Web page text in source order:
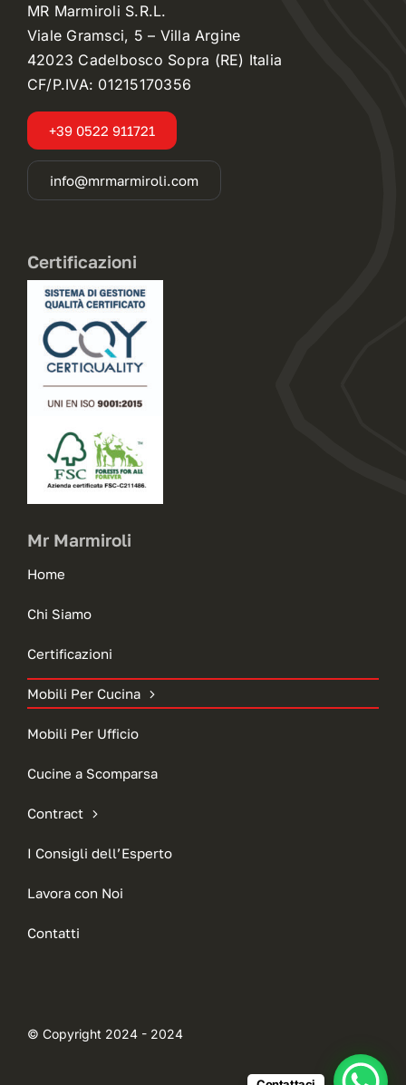
MR Marmiroli S.R.L.
Viale Gramsci, 5 – Villa Argine
42023 Cadelbosco Sopra (RE) Italia
CF/P.IVA: 01215170356
+39 0522 911721
info@mrmarmiroli.com
Certificazioni
Mr Marmiroli
Home
Chi Siamo
Certificazioni
Mobili Per Cucina
Mobili Per Ufficio
Cucine a Scomparsa
Contract
I Consigli dell’Esperto
Lavora con Noi
Contatti
© Copyright 2024 - 2024